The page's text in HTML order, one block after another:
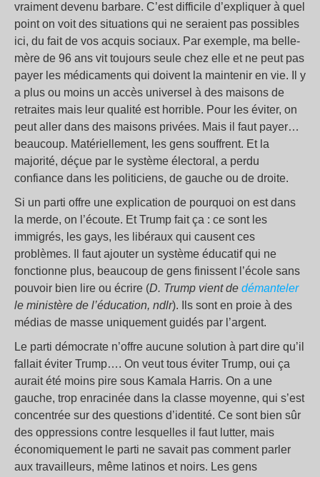
vraiment devenu barbare. C’est difficile d’expliquer à quel
point on voit des situations qui ne seraient pas possibles
ici, du fait de vos acquis sociaux. Par exemple, ma belle-
mère de 96 ans vit toujours seule chez elle et ne peut pas
payer les médicaments qui doivent la maintenir en vie. Il y
a plus ou moins un accès universel à des maisons de
retraites mais leur qualité est horrible. Pour les éviter, on
peut aller dans des maisons privées. Mais il faut payer…
beaucoup. Matériellement, les gens souffrent. Et la
majorité, déçue par le système électoral, a perdu
confiance dans les politiciens, de gauche ou de droite.
Si un parti offre une explication de pourquoi on est dans
la merde, on l’écoute. Et Trump fait ça : ce sont les
immigrés, les gays, les libéraux qui causent ces
problèmes. Il faut ajouter un système éducatif qui ne
fonctionne plus, beaucoup de gens finissent l’école sans
pouvoir bien lire ou écrire (D. Trump vient de démanteler
le ministère de l’éducation, ndlr). Ils sont en proie à des
médias de masse uniquement guidés par l’argent.
Le parti démocrate n’offre aucune solution à part dire qu’il
fallait éviter Trump…. On veut tous éviter Trump, oui ça
aurait été moins pire sous Kamala Harris. On a une
gauche, trop enracinée dans la classe moyenne, qui s’est
concentrée sur des questions d’identité. Ce sont bien sûr
des oppressions contre lesquelles il faut lutter, mais
économiquement le parti ne savait pas comment parler
aux travailleurs, même latinos et noirs. Les gens